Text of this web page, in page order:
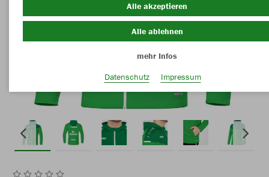
Alle akzeptieren
Alle ablehnen
mehr Infos
Datenschutz
Impressum